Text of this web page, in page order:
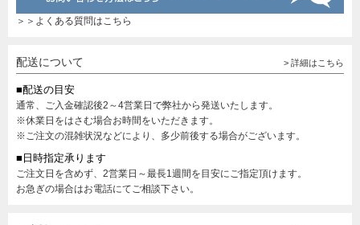
＞＞よくある質問はこちら
配送について > 詳細はこちら
■配送の目安
通常、ご入金確認後2～4営業日で弊社から発送いたします。
※休業日をはさむ場合お時間をいただきます。
※ご注文の混雑状況などにより、多少前後する場合がございます。
■日時指定承ります
ご注文日を含めず、2営業日～最長1週間を目安にご指定頂けます。
お急ぎの場合はお電話にてご相談下さい。